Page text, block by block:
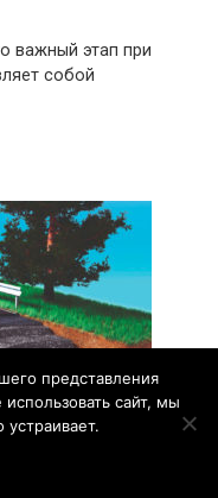
важный этап при
собой
представления
сайт, мы
устраивает.